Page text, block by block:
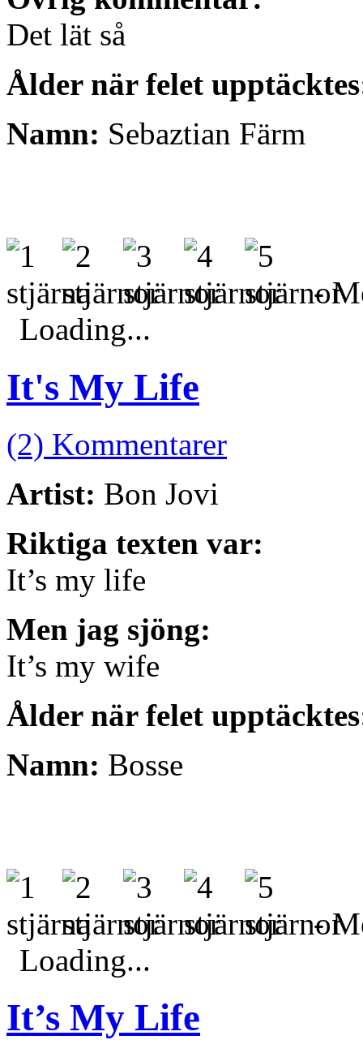
Det lät så
Ålder när felet
Namn: Sebaztian Färm
-
Loading...
It's My Life
(2) Kommentarer
Artist: Bon Jovi
Riktiga texten var:
It’s my life
Men jag sjöng:
It’s my wife
Ålder när felet
Namn: Bosse
-
Loading...
It’s My Life